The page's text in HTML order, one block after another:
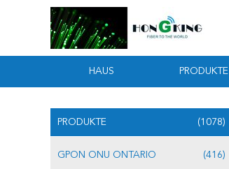
HAUS PRODUKTE
PRODUKTE (1078)
GPON ONU ONTARIO (416)